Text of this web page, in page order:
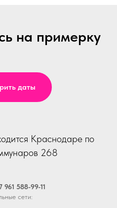
на примерку
даты
Краснодаре по
268
961 588-99-11
сети: